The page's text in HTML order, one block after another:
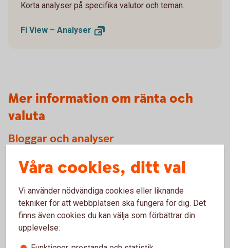
Korta analyser på specifika valutor och teman.
FI View – Analyser
Mer information om ränta och
valuta
Bloggar och analyser
Följ våra bloggare inom Swedbank
Prenumerera på våra analyser viamejl
Våra cookies, ditt val
Vi använder nödvändiga cookies eller liknande
tekniker för att webbplatsen ska fungera för dig. Det
finns även cookies du kan välja som förbättrar din
upplevelse: